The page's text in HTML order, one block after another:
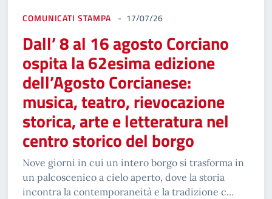
COMUNICATI STAMPA 17/07/26
Dall’ 8 al 16 agosto Corciano
ospita la 62esima edizione
dell’Agosto Corcianese:
musica, teatro, rievocazione
storica, arte e letteratura nel
centro storico del borgo
Nove giorni in cui un intero borgo si trasforma in
un palcoscenico a cielo aperto, dove la storia
incontra la contemporaneità e la tradizione c...